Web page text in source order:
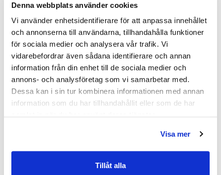
Denna webbplats använder cookies
Vi använder enhetsidentifierare för att anpassa innehållet
och annonserna till användarna, tillhandahålla funktioner
för sociala medier och analysera vår trafik. Vi
vidarebefordrar även sådana identifierare och annan
information från din enhet till de sociala medier och
annons- och analysföretag som vi samarbetar med.
Dessa kan i sin tur kombinera informationen med annan
information som du har tillhandahållit eller som de har
Visa mer
Tillåt alla
luftfuktighet.
Tänk på att se till att ventilationen är god och att
möblerna placeras på ett sådant avstånd från
badkar/dusch att vatten inte kan skvätta direkt på
möbeln. Blöta fläckar, även vanligt vatten, torkas upp
så snart som möjligt.
Haven H2 Serie